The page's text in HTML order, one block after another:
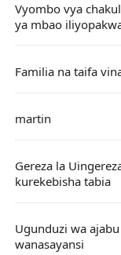
Vyombo vya
ya mbao
Familia na taifa
martin
Gereza la
kurekebisha tabia
Ugunduzi wa
wanasayansi